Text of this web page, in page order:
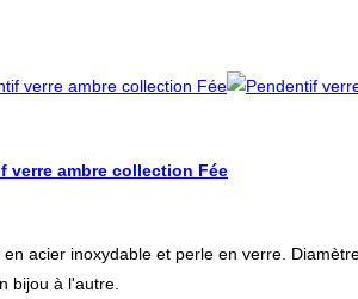
verre ambre collection Fée
en acier inoxydable et perle en verre.
bijou à l'autre.